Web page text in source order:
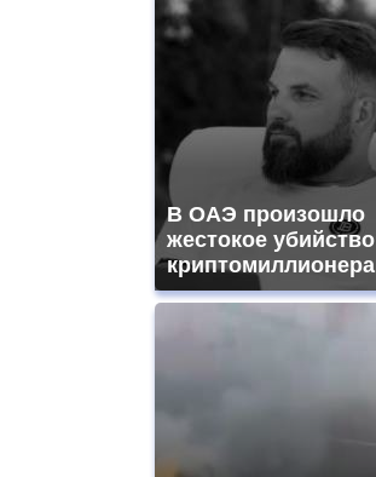
В ОАЭ произошло
жестокое убийство
криптомиллионера